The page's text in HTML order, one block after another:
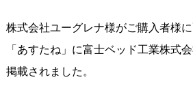
株式会社ユーグレナ様がご購入者様
「あすたね」に富士ベッド工業株式
掲載されました。